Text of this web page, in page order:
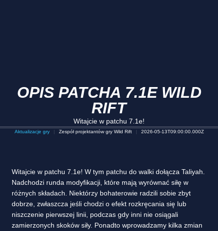
OPIS PATCHA 7.1E WILD
RIFT
Witajcie w patchu 7.1e!
Aktualizacje gry Zespół projektantów gry Wild Rift 2026-05-13T09:00:00.000Z
Witajcie w patchu 7.1e! W tym patchu do walki dołącza Taliyah.
Nadchodzi runda modyfikacji, które mają wyrównać siłę w
różnych składach. Niektórzy bohaterowie radzili sobie zbyt
dobrze, zwłaszcza jeśli chodzi o efekt rozkręcania się lub
niszczenie pierwszej linii, podczas gdy inni nie osiągali
zamierzonych skoków siły. Ponadto wprowadzamy kilka zmian